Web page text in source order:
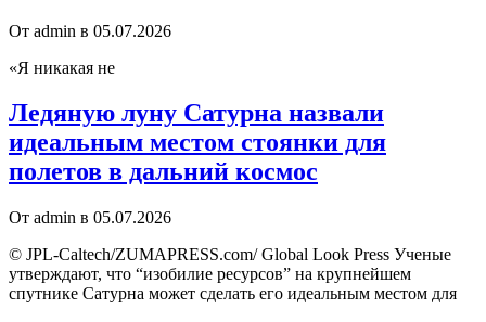
От admin в 05.07.2026
«Я никакая не
Ледяную луну Сатурна назвали
идеальным местом стоянки для
полетов в дальний космос
От admin в 05.07.2026
© JPL-Caltech/ZUMAPRESS.com/ Global Look Press Ученые
утверждают, что “изобилие ресурсов” на крупнейшем
спутнике Сатурна может сделать его идеальным местом для